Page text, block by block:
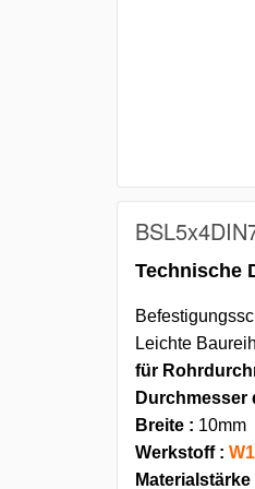
Technische
Leichte
für
Breite : 10mm
Werkstoff : W1
Materialstärke